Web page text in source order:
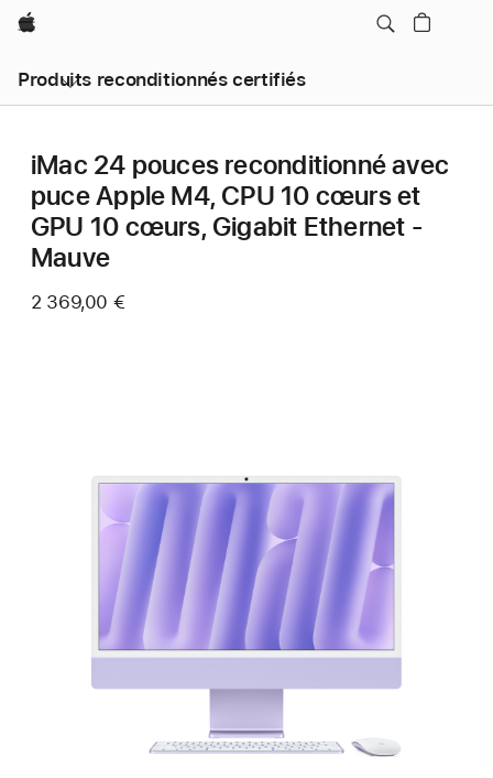
Apple
Produits reconditionnés certifiés
iMac 24 pouces reconditionné avec
puce Apple M4, CPU 10 cœurs et
GPU 10 cœurs, Gigabit Ethernet -
Mauve
2 369,00 €